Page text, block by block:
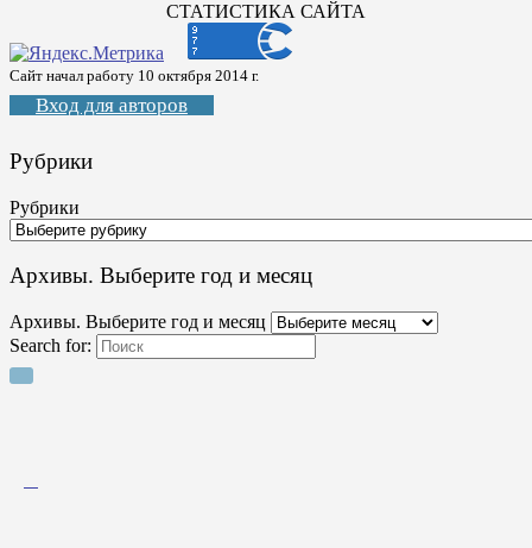
СТАТИСТИКА САЙТА
Сайт начал работу 10 октября 2014 г.
Вход для авторов
Рубрики
Рубрики
Архивы. Выберите год и месяц
Архивы. Выберите год и месяц
Search for: